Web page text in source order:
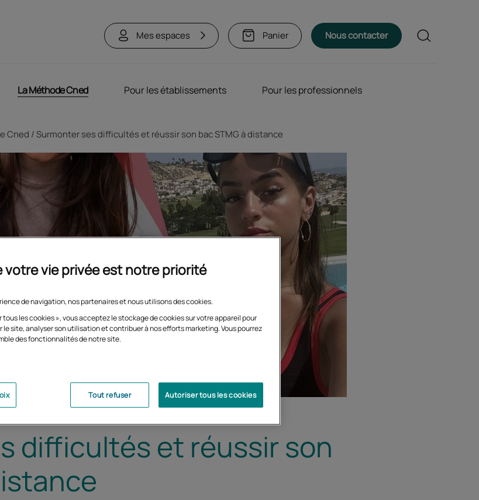
Mes espaces Panier Nous contacter Rechercher
La Méthode Cned Pour les établissements Pour les professionnels
Cned Surmonter ses difficultés et réussir son bac STMG à distance
difficultés et réussir son
votre vie privée est notre priorité
de navigation, nos partenaires et nous utilisons des cookies.
les cookies », vous acceptez le stockage de cookies sur votre appareil pour
le site, analyser son utilisation et contribuer à nos efforts marketing. Vous pourrez
des fonctionnalités de notre site.
Tout refuser Autoriser tous les cookies